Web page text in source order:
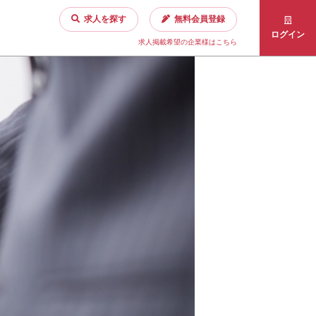
求人を探す 無料会員登録
求人掲載希望の企業様はこちら
ログイン